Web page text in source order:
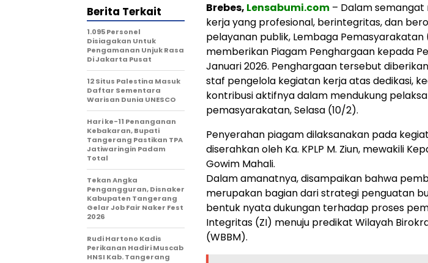
Brebes, Lensabumi.com – Dalam
kerja yang profesional, berintegritas, dan
pelayanan publik, Lembaga Pemasyarakatan
memberikan Piagam Penghargaan kepada
Januari 2026. Penghargaan tersebut
staf pengelola kegiatan kerja atas dedikasi,
kontribusi aktifnya dalam mendukung
pemasyarakatan, Selasa (10/2).
Penyerahan piagam dilaksanakan pada
diserahkan oleh Ka. KPLP M. Ziun, mewakili
Gowim Mahali.
Dalam amanatnya, disampaikan bahwa
merupakan bagian dari strategi penguatan
bentuk nyata dukungan terhadap proses
Integritas (ZI) menuju predikat Wilayah
(WBBM).
Berita Terkait
1.095 Personel
Disiagakan Untuk
Pengamanan Unjuk Rasa
Di Jakarta Pusat
12 Situs Palestina Masuk
Daftar Sementara
Warisan Dunia UNESCO
Hari ke-11 Penanganan
Kebakaran, Bupati
Tangerang Pastikan TPA
Jatiwaringin Padam
Total
Tekan Angka
Pengangguran, Disnaker
Kabupaten Tangerang
Gelar Job Fair Naker Fest
2026
Rudi Hartono Kadis
Perikanan Hadiri Muscab
HNSI Kab. Tangerang